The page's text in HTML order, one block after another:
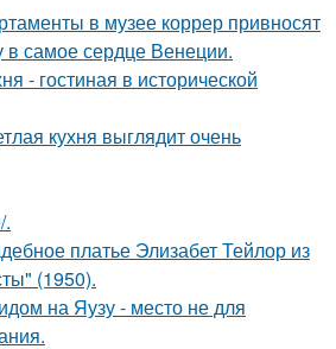
в музее коррер привносят
в самое сердце Венеции.
- гостиная в исторической
кухня выглядит очень
платье Элизабет Тейлор из
(1950).
на Яузу - место не для